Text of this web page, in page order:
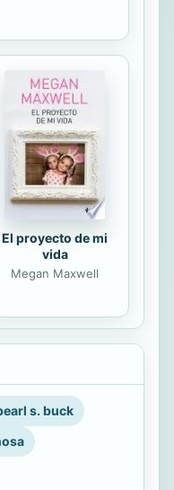
El proyecto de mi
vida
Megan Maxwell
s. buck